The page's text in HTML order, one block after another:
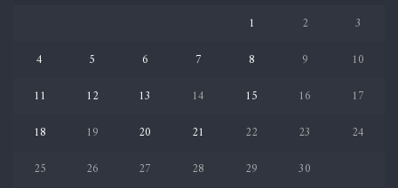
1
2
3
4
5 6 7 8 9
10
11
12 13 14 15 16
17
18
19 20 21 22 23
24
25
26 27 28 29 30